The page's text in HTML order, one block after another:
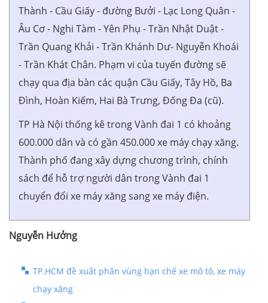
Thành - Cầu Giấy - đường Bưởi - Lạc Long Quân -
Âu Cơ - Nghi Tàm - Yên Phụ - Trần Nhật Duật -
Trần Quang Khải - Trần Khánh Dư- Nguyễn Khoái
- Trần Khát Chân. Phạm vi của tuyến đường sẽ
chạy qua địa bàn các quận Cầu Giấy, Tây Hồ, Ba
Đình, Hoàn Kiếm, Hai Bà Trưng, Đống Đa (cũ).
TP Hà Nội thống kê trong Vành đai 1 có khoảng
600.000 dân và có gần 450.000 xe máy chạy xăng.
Thành phố đang xây dựng chương trình, chính
sách để hỗ trợ người dân trong Vành đai 1
chuyển đổi xe máy xăng sang xe máy điện.
Nguyễn Hưởng
TP.HCM đề xuất phân vùng hạn chế xe mô tô, xe máy
chạy xăng